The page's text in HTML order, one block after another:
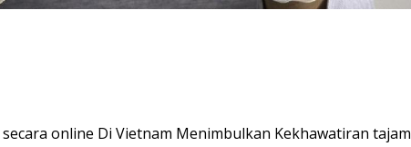
online Di Vietnam Menimbulkan Kekhawatiran tajam